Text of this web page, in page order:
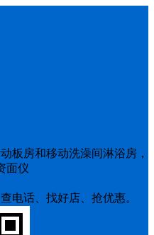
板房和移动洗澡间淋浴房，
面仪
电话、找好店、抢优惠。